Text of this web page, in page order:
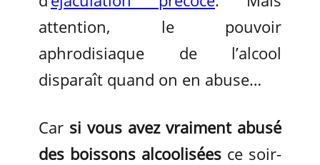
attention, le pouvoir
aphrodisiaque de l’alcool
disparaît quand on en abuse…
Car si vous avez vraiment abusé
des boissons alcoolisées ce soir-